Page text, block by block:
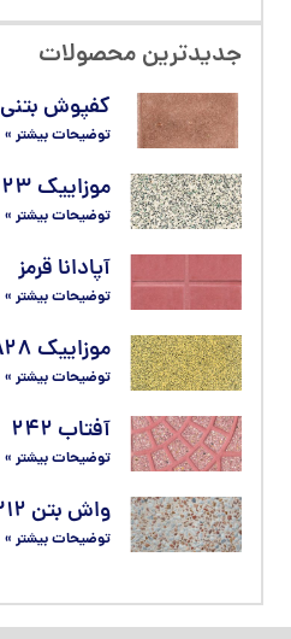
جدیدترین محصولات
کفپوش بتنی ۲۰*۲۰ قرمز
توضیحات بیشتر »
موزاییک ۲۲۳
توضیحات بیشتر »
آپادانا قرمز
توضیحات بیشتر »
موزاییک A۲۸
توضیحات بیشتر »
آفتاب ۲۴۲
توضیحات بیشتر »
واش بتن W۳۱۲
توضیحات بیشتر »